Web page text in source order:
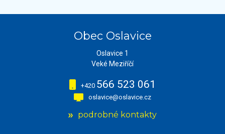
Obec Oslavice
Oslavice 1
Veké Meziříčí
+420 566 523 061
oslavice@oslavice.cz
podrobné kontakty